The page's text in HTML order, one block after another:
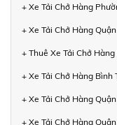
+ Xe Tải Chở Hàng
+ Xe Tải Chở Hàng
+ Thuê Xe Tải Chở
+ Xe Tải Chở Hàng Bình
+ Xe Tải Chở Hàng
+ Xe Tải Chở Hàng